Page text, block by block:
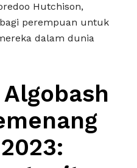
Hutchison,
perempuan untuk
dalam dunia